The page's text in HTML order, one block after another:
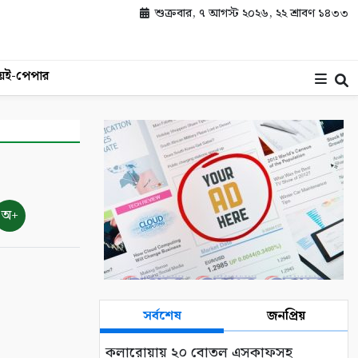
শুক্রবার, ৭ আগস্ট ২০২৬, ২২ শ্রাবণ ১৪৩৩
ই-পেপার
অ+
সর্বশেষ জনপ্রিয়
কলারোয়ায় ২০ বোতল এসকাফসহ